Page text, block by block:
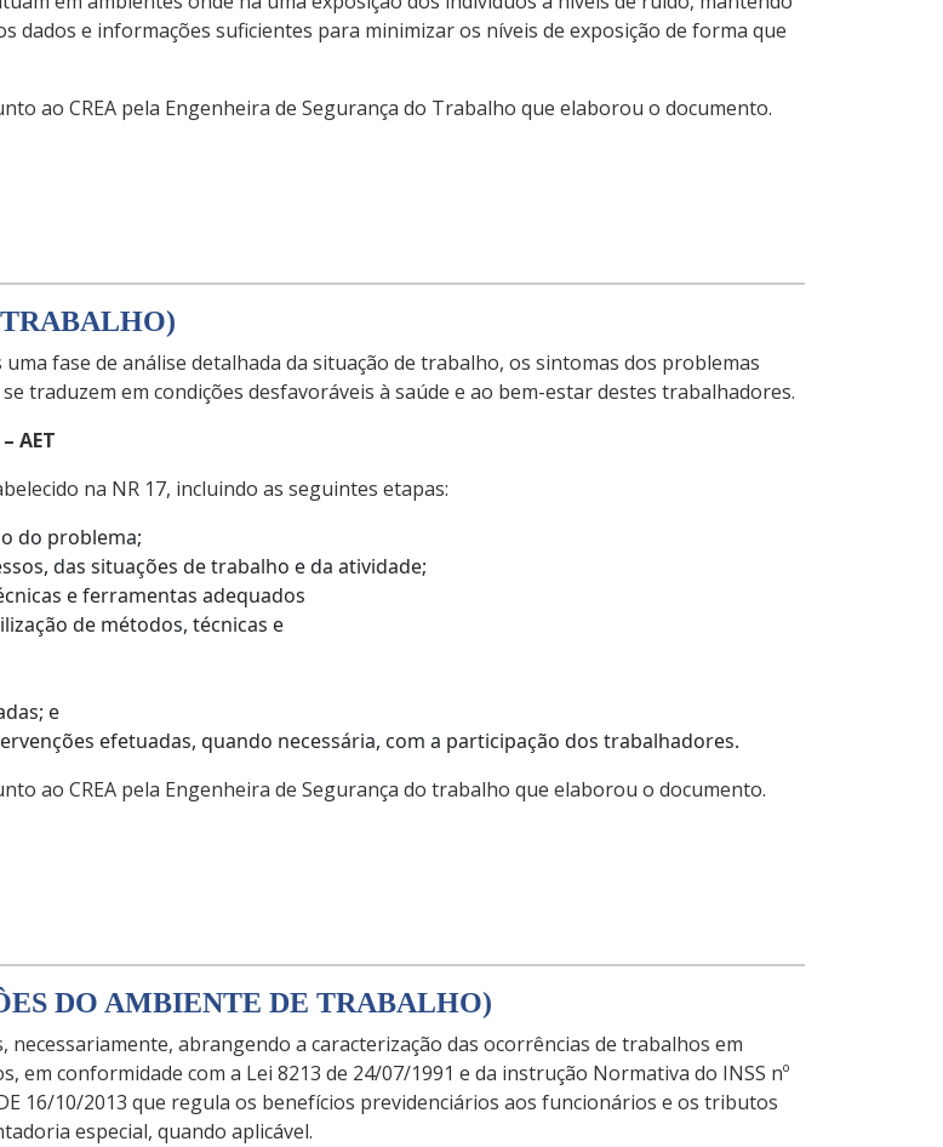
e informações suficientes para minimizar os níveis de exposição de forma que
ao CREA pela Engenheira de Segurança do Trabalho que elaborou o documento.
fase de análise detalhada da situação de trabalho, os sintomas dos problemas
traduzem em condições desfavoráveis à saúde e ao bem-estar destes trabalhadores.
AET
na NR 17, incluindo as seguintes etapas:
do problema;
das situações de trabalho e da atividade;
e ferramentas adequados
de métodos, técnicas e
e
efetuadas, quando necessária, com a participação dos trabalhadores.
ao CREA pela Engenheira de Segurança do trabalho que elaborou o documento.
DO AMBIENTE DE TRABALHO)
abrangendo a caracterização das ocorrências de trabalhos em
em conformidade com a Lei 8213 de 24/07/1991 e da instrução Normativa do INSS nº
16/10/2013 que regula os benefícios previdenciários aos funcionários e os tributos
especial, quando aplicável.